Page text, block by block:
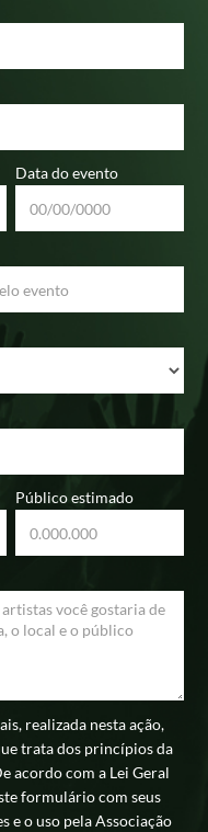
Data do evento
Público estimado
realizada nesta ação,
trata dos princípios da
acordo com a Lei Geral
formulário com seus
e o uso pela Associação